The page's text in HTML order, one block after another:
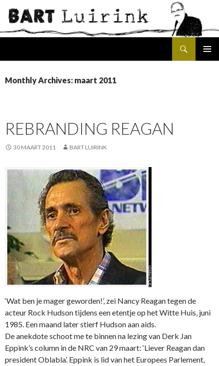
CONTENT
Monthly Archives: maart 2011
REBRANDING REAGAN
30 MAART 2011 BART LUIRINK
‘Wat ben je mager geworden!’, zei Nancy Reagan tegen de
acteur Rock Hudson tijdens een etentje op het Witte Huis, juni
1985. Een maand later stierf Hudson aan aids.
De anekdote schoot me te binnen na lezing van Derk Jan
Eppink’s column in de NRC van 29 maart: ‘Liever Reagan dan
president Oblabla’. Eppink is lid van het Europees Parlement,